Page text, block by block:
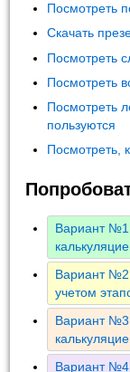
Посмотреть
Скачать
Посмотреть
Посмотреть
Посмотреть
пользуются
Посмотреть,
Вариант
Вариант
учетом
Вариант
Вариант